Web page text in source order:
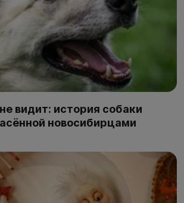
видит: история собаки
новосибирцами